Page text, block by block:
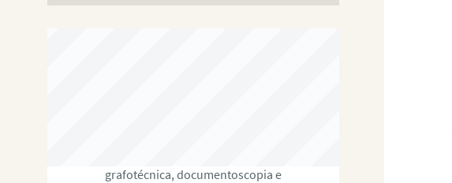
grafotécnica, documentoscopia e